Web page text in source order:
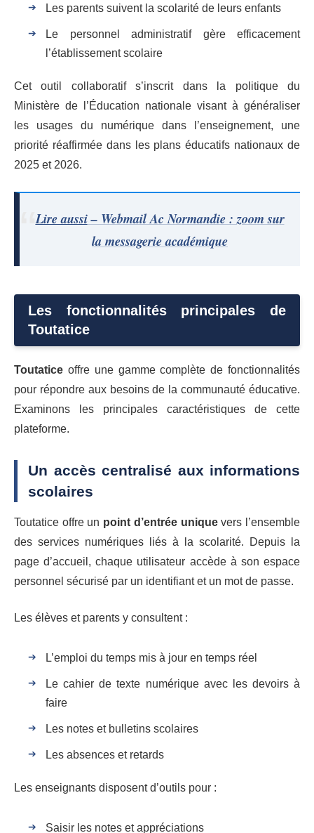
Les parents suivent la scolarité de leurs enfants
Le personnel administratif gère efficacement
l’établissement scolaire
Cet outil collaboratif s’inscrit dans la politique du
Ministère de l’Éducation nationale visant à généraliser
les usages du numérique dans l’enseignement, une
priorité réaffirmée dans les plans éducatifs nationaux de
2025 et 2026.
Lire aussi– Webmail Ac Normandie : zoom sur
la messagerie académique
Les fonctionnalités principales de
Toutatice
Toutatice offre une gamme complète de fonctionnalités
pour répondre aux besoins de la communauté éducative.
Examinons les principales caractéristiques de cette
plateforme.
Un accès centralisé aux informations
scolaires
Toutatice offre un point d’entrée uniquevers l’ensemble
des services numériques liés à la scolarité. Depuis la
page d’accueil, chaque utilisateur accède à son espace
personnel sécurisé par un identifiant et un mot de passe.
Les élèves et parents y consultent :
L’emploi du temps mis à jour en temps réel
Le cahier de texte numérique avec les devoirs à
faire
Les notes et bulletins scolaires
Les absences et retards
Les enseignants disposent d’outils pour :
Saisir les notes et appréciations